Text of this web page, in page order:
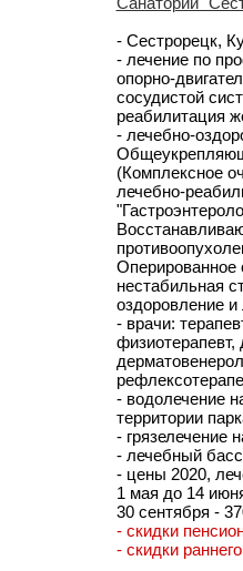
- Сестрорецк,
- лечение по
опорно-
сосудистой
реабилитация
- лечебно-
(Комплексное
лечебно-
Оперированное
нестабильная
оздоровление и
- врачи:
физиотерапевт,
- водолечение
территории
- грязелечение
- лечебный
- цены 2020,
1 мая до 14
30 сентября -
- скидки
- скидки